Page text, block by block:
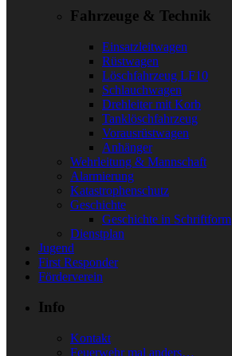
Fahrzeuge & Technik
Einsatzleitwagen
Rüstwagen
Löschfahrzeug LF10
Schlauchwagen
Drehleiter mit Korb
Tanklöschfahrzeug
Vorausrüstwagen
Anhänger
Wehrleitung & Mannschaft
Alarmierung
Katastrophenschutz
Geschichte
Geschichte in Schriftform
Dienstplan
Jugend
First Responder
Förderverein
Info
Kontakt
Feuerwehr mal anders…